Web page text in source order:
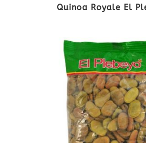
Quinoa Royale El